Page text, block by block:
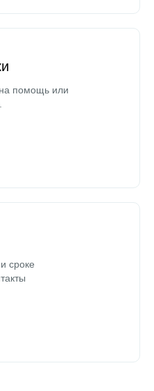
помощь или
сроке